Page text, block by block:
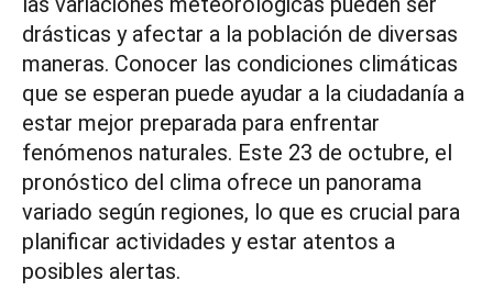
drásticas y afectar a la población de diversas
maneras. Conocer las condiciones climáticas
que se esperan puede ayudar a la ciudadanía a
estar mejor preparada para enfrentar
fenómenos naturales. Este 23 de octubre, el
pronóstico del clima ofrece un panorama
variado según regiones, lo que es crucial para
planificar actividades y estar atentos a
posibles alertas.